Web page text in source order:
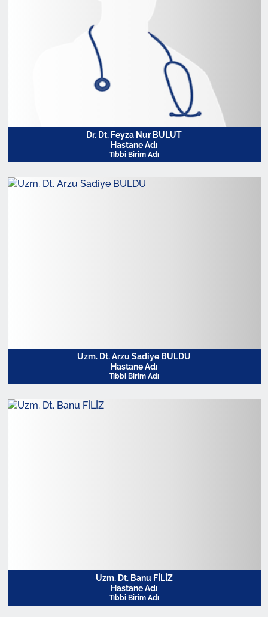
Dr. Dt. Feyza Nur BULUT
Hastane Adı
Tıbbi Birim Adı
Uzm. Dt. Arzu Sadiye BULDU
Hastane Adı
Tıbbi Birim Adı
Uzm. Dt. Banu FİLİZ
Hastane Adı
Tıbbi Birim Adı